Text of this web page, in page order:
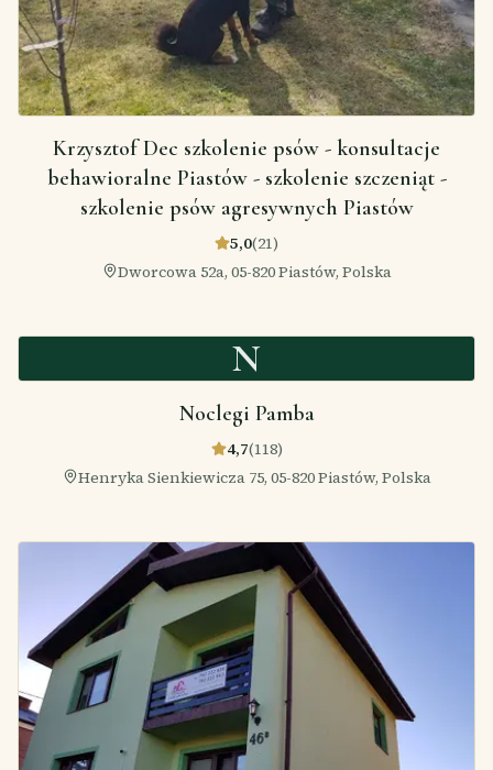
Krzysztof Dec szkolenie psów - konsultacje
behawioralne Piastów - szkolenie szczeniąt -
szkolenie psów agresywnych Piastów
5,0(21)
Dworcowa 52a, 05-820 Piastów, Polska
N
Noclegi Pamba
4,7(118)
Henryka Sienkiewicza 75, 05-820 Piastów, Polska